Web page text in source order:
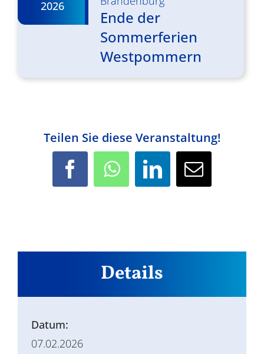
2026
Ende der
Sommerferien
Westpommern
Teilen Sie diese Veranstaltung!
Facebook WhatsApp LinkedIn
E-
Details
Datum:
07.02.2026